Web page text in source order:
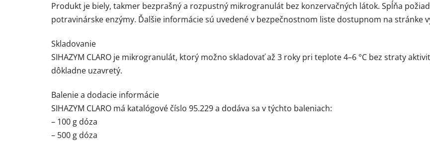
Produkt je biely, takmer bezprašný a rozpustný mikrogranulát bez konzervačných látok. Spĺňa
potravinárske enzýmy. Ďalšie informácie sú uvedené v bezpečnostnom liste dostupnom na stránke
Skladovanie
SIHAZYM CLARO je mikrogranulát, ktorý možno skladovať až 3 roky pri teplote 4–6 °C bez straty
dôkladne uzavretý.
Balenie a dodacie informácie
SIHAZYM CLARO má katalógové číslo 95.229 a dodáva sa v týchto baleniach:
– 100 g dóza
– 500 g dóza